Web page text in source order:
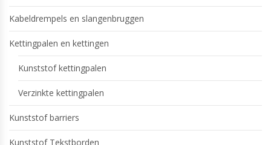
Kabeldrempels en slangenbruggen
Kettingpalen en kettingen
Kunststof kettingpalen
Verzinkte kettingpalen
Kunststof barriers
Kunststof Tekstborden